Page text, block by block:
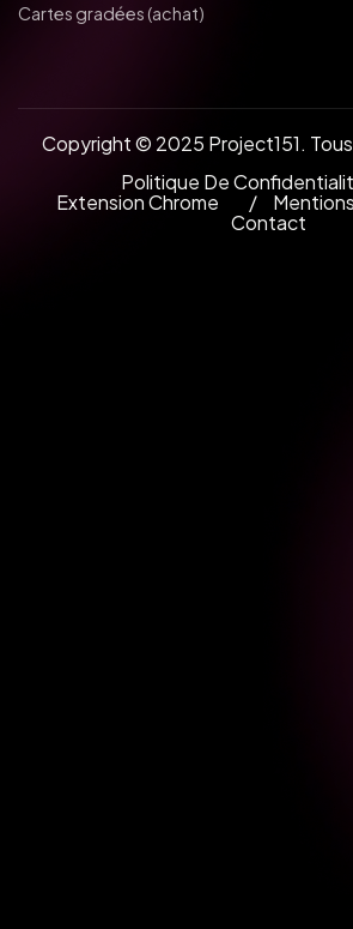
Cartes gradées (achat)
Copyright © 2025 Project151.
Politique De
Extension Chrome
Contact